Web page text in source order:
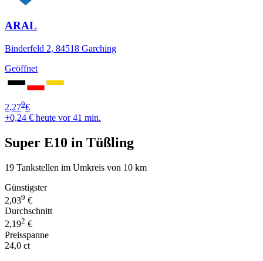
ARAL
Binderfeld 2, 84518 Garching
Geöffnet
2,279€
+0,24 € heute vor 41 min.
Super E10 in Tüßling
19 Tankstellen im Umkreis von 10 km
Günstigster
2,039 €
Durchschnitt
2,192 €
Preisspanne
24,0 ct